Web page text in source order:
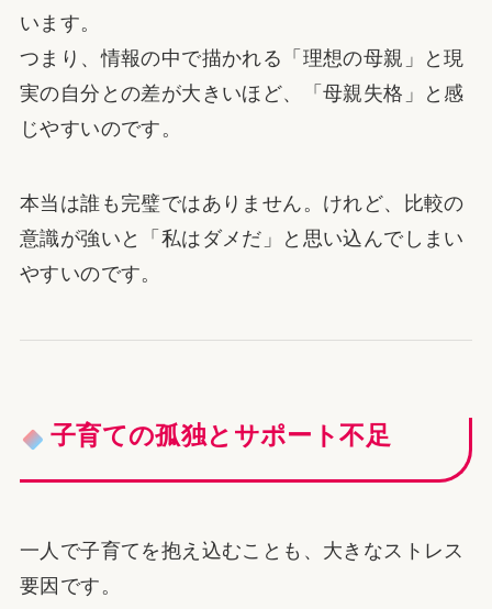
います。
つまり、情報の中で描かれる「理想の母親」と現
実の自分との差が大きいほど、「母親失格」と感
じやすいのです。
本当は誰も完璧ではありません。けれど、比較の
意識が強いと「私はダメだ」と思い込んでしまい
やすいのです。
子育ての孤独とサポート不足
一人で子育てを抱え込むことも、大きなストレス
要因です。